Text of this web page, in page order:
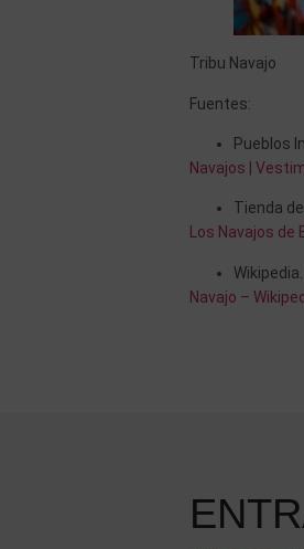
Tribu Navajo
Fuentes:
Pueblos
Navajos |
Tienda
Los Navajos de
Wikipedia.
Navajo –